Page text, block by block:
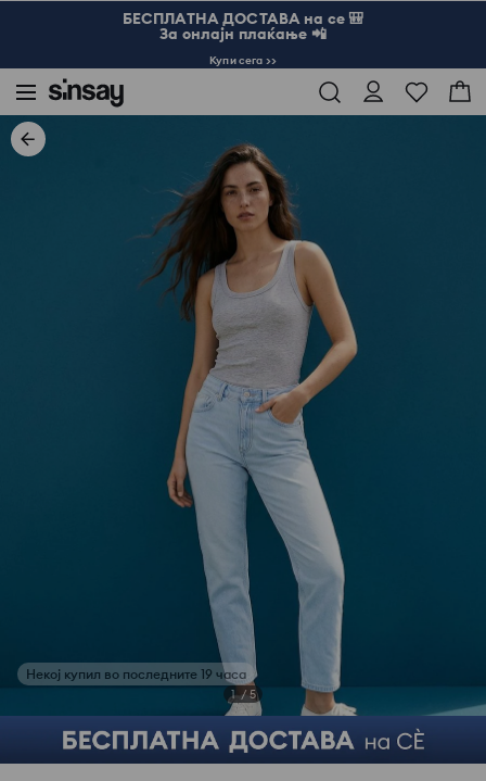
БЕСПЛАТНА ДОСТАВА на се 🎒
За онлајн плаќање 📲
Купи сега >>
1 /5